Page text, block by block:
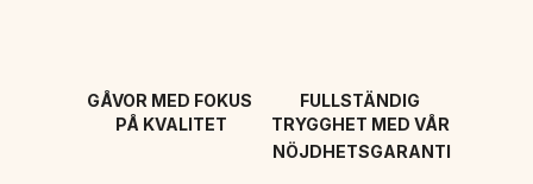
GÅVOR MED FOKUS
PÅ KVALITET
FULLSTÄNDIG
TRYGGHET MED VÅR
NÖJDHETSGARANTI